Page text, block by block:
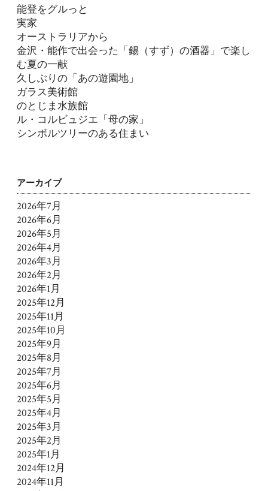
能登をグルっと
実家
オーストラリアから
金沢・能作で出会った「錫（すず）の酒器」で楽し
む夏の一献
久しぶりの「あの遊園地」
ガラス美術館
のとじま水族館
ル・コルビュジエ「母の家」
シンボルツリーのある住まい
アーカイブ
2026年7月
2026年6月
2026年5月
2026年4月
2026年3月
2026年2月
2026年1月
2025年12月
2025年11月
2025年10月
2025年9月
2025年8月
2025年7月
2025年6月
2025年5月
2025年4月
2025年3月
2025年2月
2025年1月
2024年12月
2024年11月